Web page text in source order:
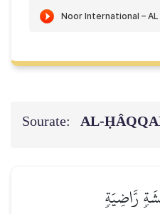
Sourate: AL-
رَّاضِيَةٖ